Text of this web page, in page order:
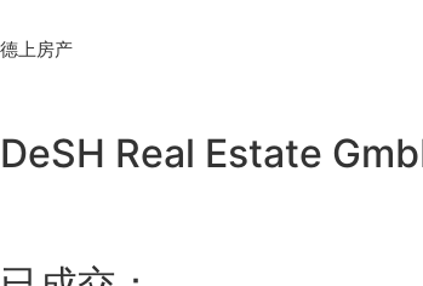
to
德上房产
DeSH Real Estate